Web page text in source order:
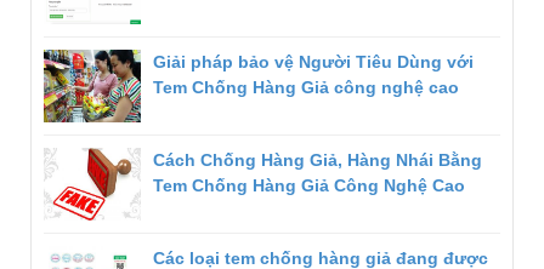
Giải pháp bảo vệ Người Tiêu Dùng với
Tem Chống Hàng Giả công nghệ cao
Cách Chống Hàng Giả, Hàng Nhái Bằng
Tem Chống Hàng Giả Công Nghệ Cao
Các loại tem chống hàng giả đang được